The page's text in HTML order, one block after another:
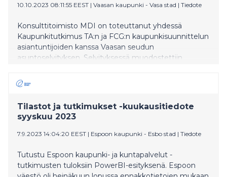
10.10.2023 08:11:55 EEST | Vaasan kaupunki - Vasa stad | Tiedote
Konsulttitoimisto MDI on toteuttanut yhdessä
Kaupunkitutkimus TA:n ja FCG:n kaupunkisuunnittelun
asiantuntijoiden kanssa Vaasan seudun
asuntoselvityksen. Selvityksessä muodostettiin
työssäkäynnin ja asumisen nykytilasta sekä keskeisistä
kehitystrendeistä. Selvitys keskittyy vahvasti
Tilastot ja tutkimukset -kuukausitiedote
syyskuu 2023
7.9.2023 14:04:20 EEST | Espoon kaupunki - Esbo stad | Tiedote
Tutustu Espoon kaupunki- ja kuntapalvelut -
tutkimusten tuloksiin PowerBI-esityksenä. Espoon